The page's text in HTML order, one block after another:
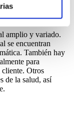
amplio y variado.
se encuentran
También hay
para
cliente. Otros
de la salud, así